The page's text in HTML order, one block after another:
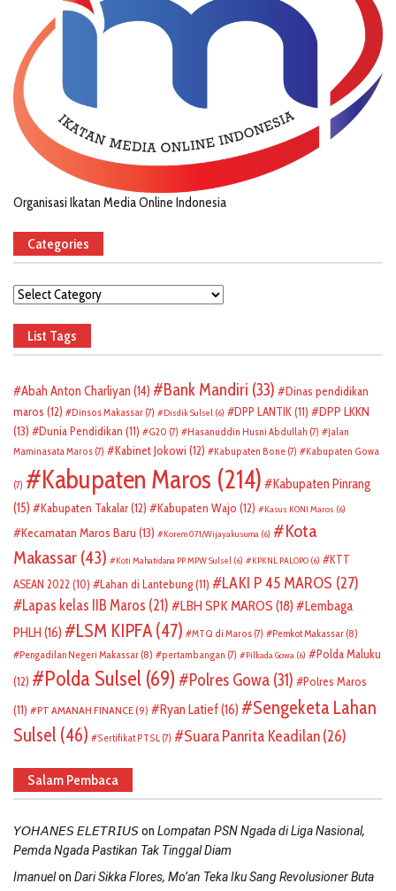
Organisasi Ikatan Media Online Indonesia
Categories
Categories
List Tags
Abah Anton Charliyan (14) Bank Mandiri (33)
Dinas pendidikan
maros (12) Dinsos Makassar (7) Disdik Sulsel (6) DPP LANTIK(11)
DPP LKKN
(13)
Dunia Pendidikan (11) G20 (7) Hasanuddin Husni Abdullah (7)
Jalan
Maminasata Maros (7) Kabinet Jokowi (12) Kabupaten Bone (7) Kabupaten Gowa
(7) Kabupaten Maros (214)
Kabupaten Pinrang
(15)
Kabupaten Takalar(12) Kabupaten Wajo (12) Kasus KONI Maros (6)
Kecamatan Maros Baru (13) Korem 071/Wijayakusuma (6)
Kota
Makassar (43) Koti Mahatidana PP MPW Sulsel (6) KPKNL PALOPO (6)
KTT
ASEAN 2022 (10) Lahan di Lantebung(11) LAKI P 45 MAROS (27)
Lapas kelas IIB Maros (21) LBH SPK MAROS (18)
Lembaga
PHLH (16) LSM KIPFA (47) MTQ di Maros (7) Pemkot Makassar (8)
Pengadilan Negeri Makassar (8) pertambangan (7) Pilkada Gowa (6)
Polda Maluku
(12)
Polda Sulsel (69) Polres Gowa (31)
Polres Maros
(11)
PT AMANAH FINANCE(9) Ryan Latief(16)
Sengeketa Lahan
Sulsel (46) Sertifikat PTSL (7) Suara Panrita Keadilan(26)
Salam Pembaca
𝘠𝘖𝘏𝘈𝘕𝘌𝘚 𝘌𝘓𝘌𝘛𝘙𝘐𝘜𝘚on Lompatan PSN Ngada di Liga Nasional,
Pemda Ngada Pastikan Tak Tinggal Diam
Imanuelon Dari Sikka Flores, Mo’an Teka Iku Sang Revolusioner Buta